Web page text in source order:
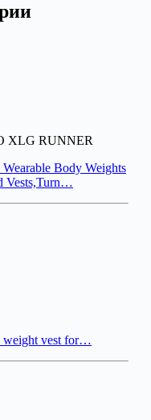
XLG RUNNER
Body Weights
Vests,Turn…
weight vest for…